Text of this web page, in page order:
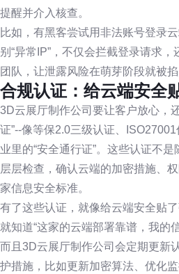
提醒并介入核查。
比如，有黑客尝试用非法账号登录
别“异常IP”，不仅会拦截登录请求
团队，让泄露风险在萌芽阶段就被掐
合规认证：给云端安全
3D云展厅制作公司要让客户放心，
证”--像等保2.0三级认证、
业里的“安全通行证”。这些认证不
层层检查，确认云端的加密措施、
家信息安全标准。
有了这些认证，就像给云端安全贴
就知道“这家的云端部署靠谱，我的
而且3D云展厅制作公司会定期更新
护措施，比如更新加密算法、优化